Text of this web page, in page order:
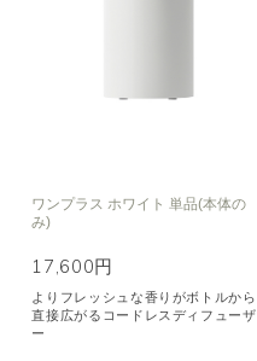
ワンプラス ホワイト 単品(本体の
み)
17,600円
よりフレッシュな香りがボトルから
直接広がるコードレスディフューザ
ー